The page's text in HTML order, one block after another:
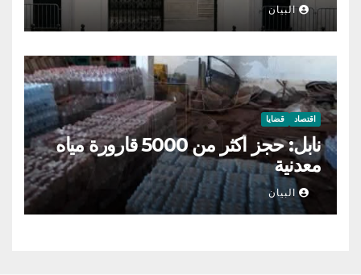
البيان
اقتصاد قضايا
نابل: حجز أكثر من 5000 قارورة مياه
معدنية
البيان